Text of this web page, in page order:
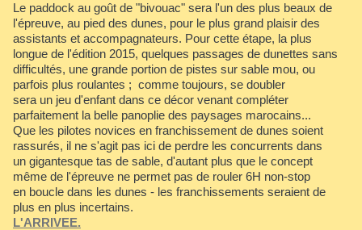
Le paddock au goût de "bivouac" sera l'un des plus beaux de
l'épreuve, au pied des dunes, pour le plus grand plaisir des
assistants et accompagnateurs. Pour cette étape, la plus
longue de l'édition 2015, quelques passages de dunettes sans
difficultés, une grande portion de pistes sur sable mou, ou
parfois plus roulantes ; comme toujours, se doubler
sera un jeu d'enfant dans ce décor venant compléter
parfaitement la belle panoplie des paysages marocains...
Que les pilotes novices en franchissement de dunes soient
rassurés, il ne s'agit pas ici de perdre les concurrents dans
un gigantesque tas de sable, d'autant plus que le concept
même de l'épreuve ne permet pas de rouler 6H non-stop
en boucle dans les dunes - les franchissements seraient de
plus en plus incertains.
L'ARRIVEE.